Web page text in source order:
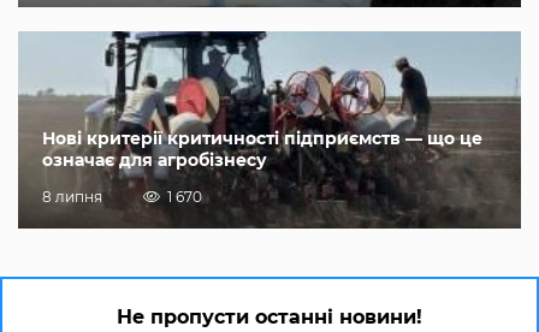
Нові критерії критичності підприємств — що це
означає для агробізнесу
8 липня 1 670
Не пропусти останні новини!